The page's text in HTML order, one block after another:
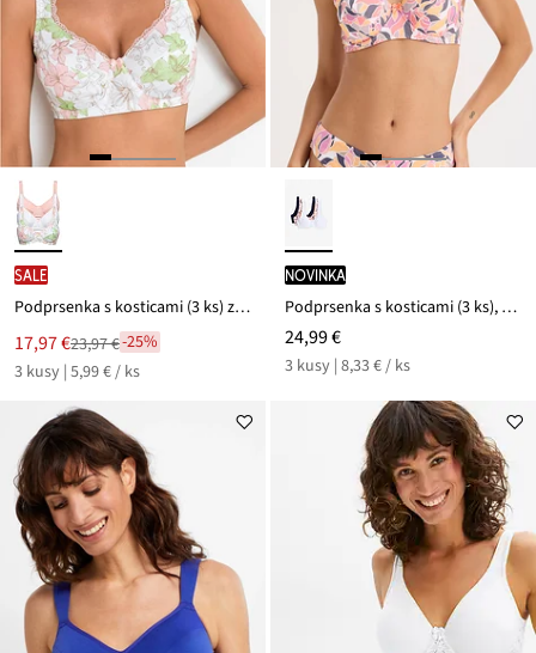
SALE
Podprsenka s kosticami (3 ks) z bavlny
Nová
cena
je
17,97 €
Zľava
z
23,97 €
23,97 €-25%
3 kusy | 5,99 € / ks
novinka
Podprsenka s kosticami (3 ks), s bavlnou
24,99 €
3 kusy | 8,33 € / ks